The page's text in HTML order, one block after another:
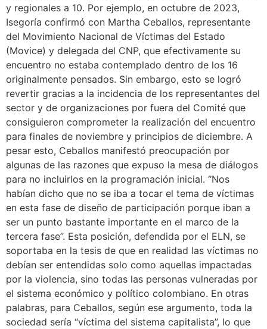
y regionales a 10. Por ejemplo, en octubre de 2023,
Isegoría confirmó con Martha Ceballos, representante
del Movimiento Nacional de Víctimas del Estado
(Movice) y delegada del CNP, que efectivamente su
encuentro no estaba contemplado dentro de los 16
originalmente pensados. Sin embargo, esto se logró
revertir gracias a la incidencia de los representantes del
sector y de organizaciones por fuera del Comité que
consiguieron comprometer la realización del encuentro
para finales de noviembre y principios de diciembre. A
pesar esto, Ceballos manifestó preocupación por
algunas de las razones que expuso la mesa de diálogos
para no incluirlos en la programación inicial. “Nos
habían dicho que no se iba a tocar el tema de víctimas
en esta fase de diseño de participación porque iban a
ser un punto bastante importante en el marco de la
tercera fase”. Esta posición, defendida por el ELN, se
soportaba en la tesis de que en realidad las víctimas no
debían ser entendidas solo como aquellas impactadas
por la violencia, sino todas las personas vulneradas por
el sistema económico y político colombiano. En otras
palabras, para Ceballos, según ese argumento, toda la
sociedad sería “víctima del sistema capitalista”, lo que